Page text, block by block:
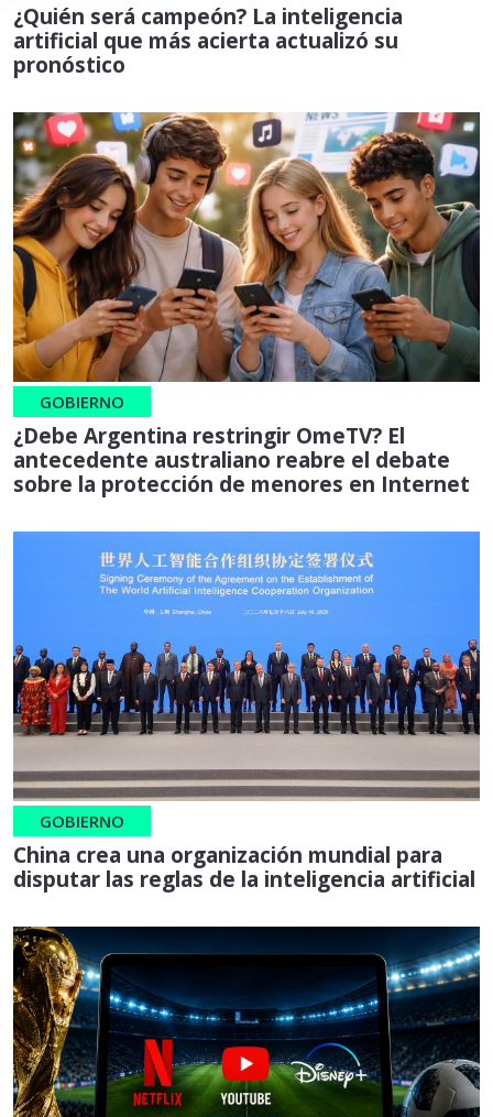
¿Quién será campeón? La inteligencia
artificial que más acierta actualizó su
pronóstico
GOBIERNO
¿Debe Argentina restringir OmeTV? El
antecedente australiano reabre el debate
sobre la protección de menores en Internet
GOBIERNO
China crea una organización mundial para
disputar las reglas de la inteligencia artificial